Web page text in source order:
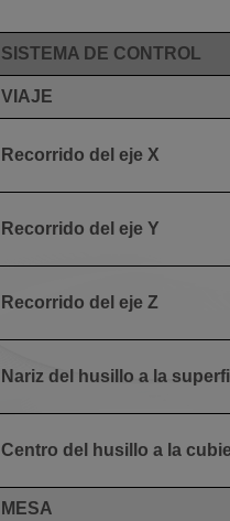
SISTEMA DE CONTROL
VIAJE
Recorrido del eje X
Recorrido del eje Y
Recorrido del eje Z
Nariz del husillo a la
Centro del husillo a la
MESA